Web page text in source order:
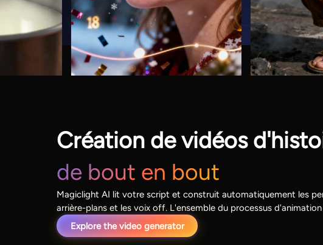
Création de vidéos
de bout en bout
Magiclight AI lit votre script et construit automatiquement les
arrière-plans et les voix off. L'ensemble du processus
Explore the video generator